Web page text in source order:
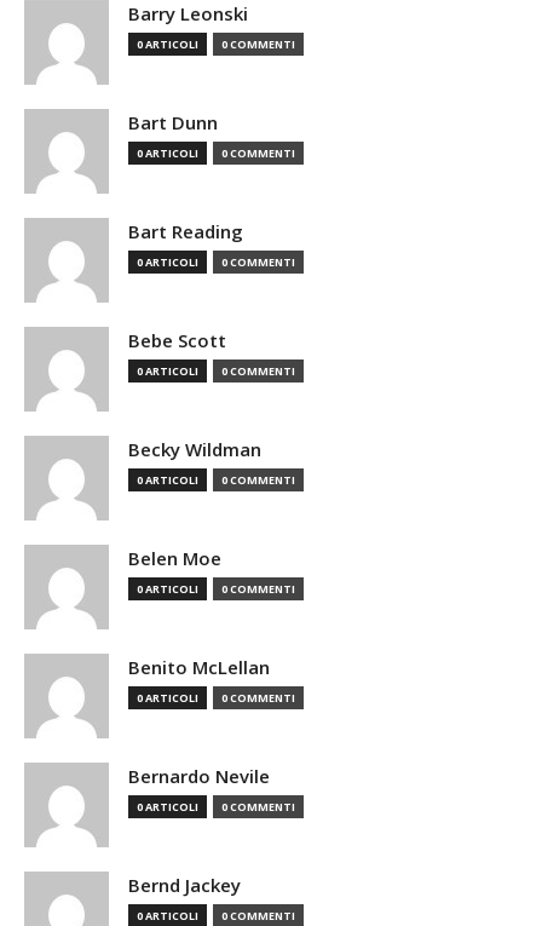
Barry Leonski
0 ARTICOLI 0 COMMENTI
Bart Dunn
0 ARTICOLI 0 COMMENTI
Bart Reading
0 ARTICOLI 0 COMMENTI
Bebe Scott
0 ARTICOLI 0 COMMENTI
Becky Wildman
0 ARTICOLI 0 COMMENTI
Belen Moe
0 ARTICOLI 0 COMMENTI
Benito McLellan
0 ARTICOLI 0 COMMENTI
Bernardo Nevile
0 ARTICOLI 0 COMMENTI
Bernd Jackey
0 ARTICOLI 0 COMMENTI